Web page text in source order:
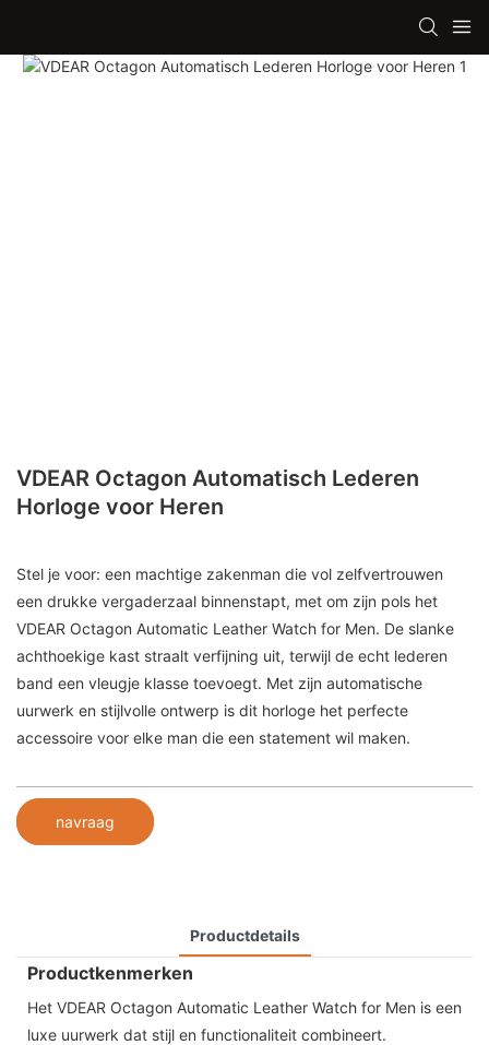
VDEAR Octagon Automatisch Lederen
Horloge voor Heren
Stel je voor: een machtige zakenman die vol zelfvertrouwen
een drukke vergaderzaal binnenstapt, met om zijn pols het
VDEAR Octagon Automatic Leather Watch for Men. De slanke
achthoekige kast straalt verfijning uit, terwijl de echt lederen
band een vleugje klasse toevoegt. Met zijn automatische
uurwerk en stijlvolle ontwerp is dit horloge het perfecte
accessoire voor elke man die een statement wil maken.
navraag
Productdetails
Productkenmerken
Het VDEAR Octagon Automatic Leather Watch for Men is een
luxe uurwerk dat stijl en functionaliteit combineert.